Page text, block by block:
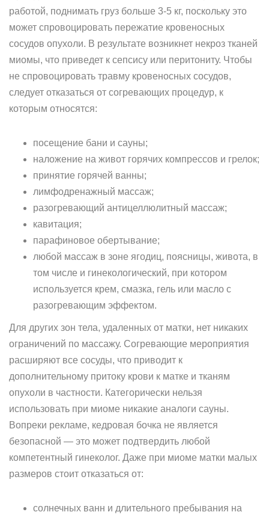
работой, поднимать груз больше 3-5 кг, поскольку это
может спровоцировать пережатие кровеносных
сосудов опухоли. В результате возникнет некроз тканей
миомы, что приведет к сепсису или перитониту. Чтобы
не спровоцировать травму кровеносных сосудов,
следует отказаться от согревающих процедур, к
которым относятся:
посещение бани и сауны;
наложение на живот горячих компрессов и грелок;
принятие горячей ванны;
лимфодренажный массаж;
разогревающий антицеллюлитный массаж;
кавитация;
парафиновое обертывание;
любой массаж в зоне ягодиц, поясницы, живота, в
том числе и гинекологический, при котором
используется крем, смазка, гель или масло с
разогревающим эффектом.
Для других зон тела, удаленных от матки, нет никаких
ограничений по массажу. Согревающие мероприятия
расширяют все сосуды, что приводит к
дополнительному притоку крови к матке и тканям
опухоли в частности. Категорически нельзя
использовать при миоме никакие аналоги сауны.
Вопреки рекламе, кедровая бочка не является
безопасной — это может подтвердить любой
компетентный гинеколог. Даже при миоме матки малых
размеров стоит отказаться от:
солнечных ванн и длительного пребывания на